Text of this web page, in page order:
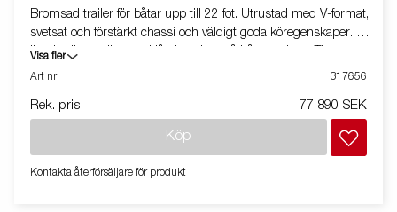
Bromsad trailer för båtar upp till 22 fot. Utrustad med V-format,
svetsat och förstärkt chassi och väldigt goda köregenskaper. X-
line-kvalitetsrullar med låg inverkan på båtens skrov. Tippbar
superrullsvagga baktill, förstärkta kölrullar och justerbara dubbla
chassi för lång hållbarhet. Elen är helt skyddad i båttrailerns
vinsch och vinschtorn som är enkelt att justera, vinschtornet är
transport. Justerbar teleskopisk belysningsenhet gör det lättare
Visa fler
Art nr
317656
Rek. pris 77 890 SEK
Köp
Kontakta återförsäljare för produkt